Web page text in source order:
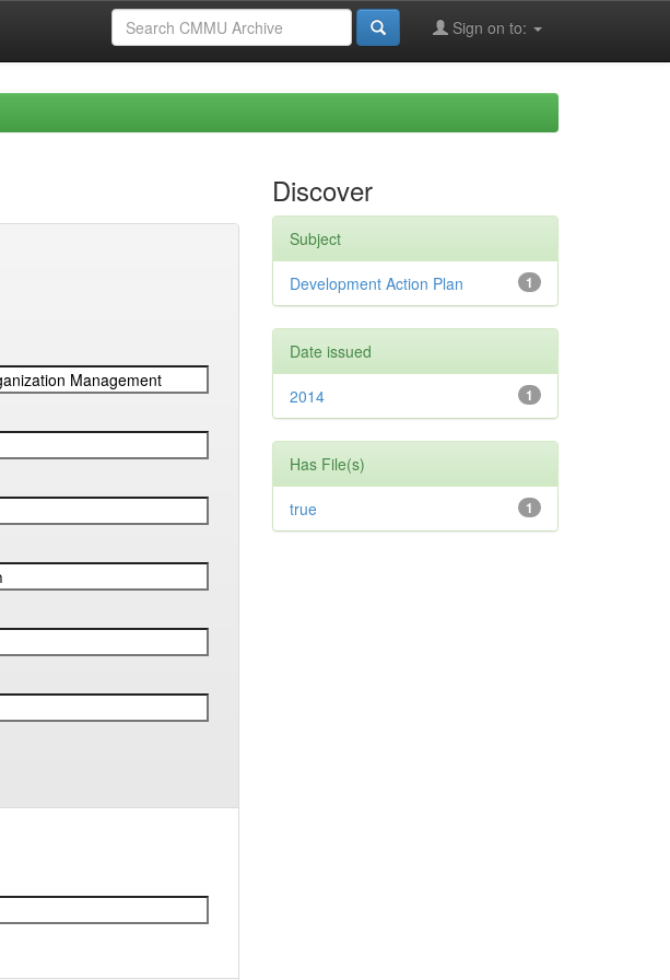
Sign on to:
Discover
Subject
1
Development Action Plan
Date issued
1
2014
Has File(s)
1
true